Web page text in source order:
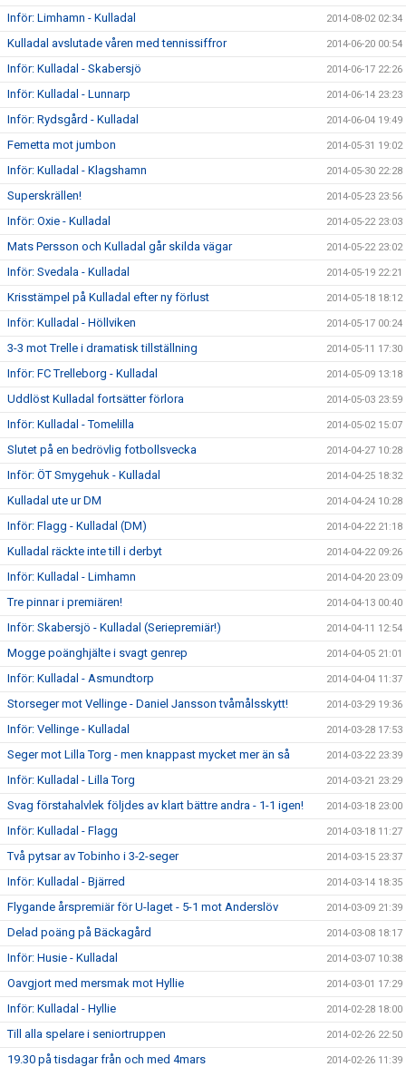
Inför: Limhamn - Kulladal 2014-08-02 02:34
Kulladal avslutade våren med tennissiffror 2014-06-20 00:54
Inför: Kulladal - Skabersjö 2014-06-17 22:26
Inför: Kulladal - Lunnarp 2014-06-14 23:23
Inför: Rydsgård - Kulladal 2014-06-04 19:49
Femetta mot jumbon 2014-05-31 19:02
Inför: Kulladal - Klagshamn 2014-05-30 22:28
Superskrällen! 2014-05-23 23:56
Inför: Oxie - Kulladal 2014-05-22 23:03
Mats Persson och Kulladal går skilda vägar 2014-05-22 23:02
Inför: Svedala - Kulladal 2014-05-19 22:21
Krisstämpel på Kulladal efter ny förlust 2014-05-18 18:12
Inför: Kulladal - Höllviken 2014-05-17 00:24
3-3 mot Trelle i dramatisk tillställning 2014-05-11 17:30
Inför: FC Trelleborg - Kulladal 2014-05-09 13:18
Uddlöst Kulladal fortsätter förlora 2014-05-03 23:59
Inför: Kulladal - Tomelilla 2014-05-02 15:07
Slutet på en bedrövlig fotbollsvecka 2014-04-27 10:28
Inför: ÖT Smygehuk - Kulladal 2014-04-25 18:32
Kulladal ute ur DM 2014-04-24 10:28
Inför: Flagg - Kulladal (DM) 2014-04-22 21:18
Kulladal räckte inte till i derbyt 2014-04-22 09:26
Inför: Kulladal - Limhamn 2014-04-20 23:09
Tre pinnar i premiären! 2014-04-13 00:40
Inför: Skabersjö - Kulladal (Seriepremiär!) 2014-04-11 12:54
Mogge poänghjälte i svagt genrep 2014-04-05 21:01
Inför: Kulladal - Asmundtorp 2014-04-04 11:37
Storseger mot Vellinge - Daniel Jansson tvåmålsskytt! 2014-03-29 19:36
Inför: Vellinge - Kulladal 2014-03-28 17:53
Seger mot Lilla Torg - men knappast mycket mer än så 2014-03-22 23:39
Inför: Kulladal - Lilla Torg 2014-03-21 23:29
Svag förstahalvlek följdes av klart bättre andra - 1-1 igen! 2014-03-18 23:00
Inför: Kulladal - Flagg 2014-03-18 11:27
Två pytsar av Tobinho i 3-2-seger 2014-03-15 23:37
Inför: Kulladal - Bjärred 2014-03-14 18:35
Flygande årspremiär för U-laget - 5-1 mot Anderslöv 2014-03-09 21:39
Delad poäng på Bäckagård 2014-03-08 18:17
Inför: Husie - Kulladal 2014-03-07 10:38
Oavgjort med mersmak mot Hyllie 2014-03-01 17:29
Inför: Kulladal - Hyllie 2014-02-28 18:00
Till alla spelare i seniortruppen 2014-02-26 22:50
19.30 på tisdagar från och med 4mars 2014-02-26 11:39